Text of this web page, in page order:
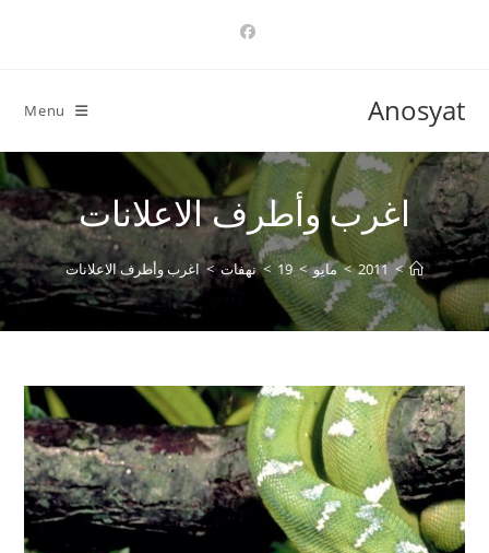
Anosyat
Menu
اغرب وأطرف الاعلانات
>
2011
> مايو >
19
> نهفات > اغرب وأطرف الاعلانات